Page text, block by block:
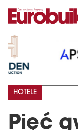
Pięć
HOTELE